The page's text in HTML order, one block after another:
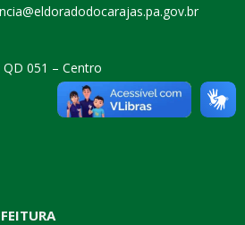
QD 051 – Centro